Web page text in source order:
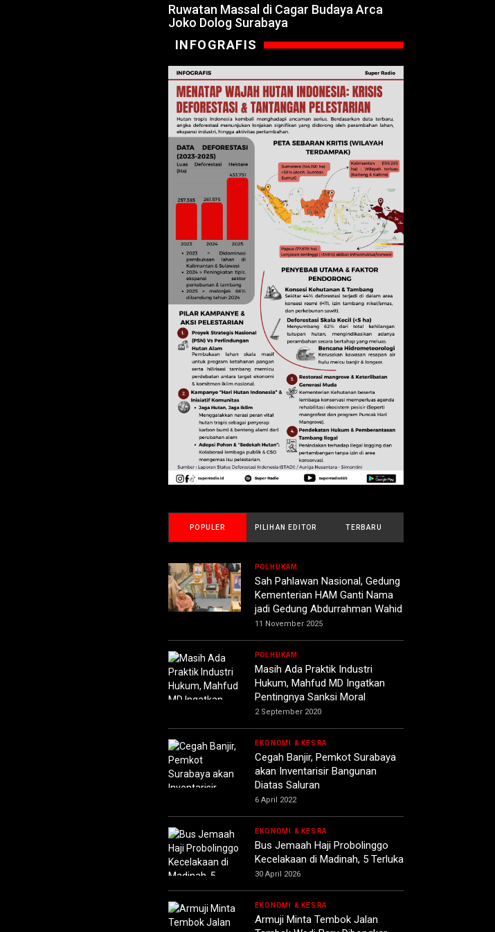
Ruwatan Massal di Cagar Budaya Arca
Joko Dolog Surabaya
INFOGRAFIS
POPULER PILIHAN EDITOR TERBARU
POLHUKAM
Sah Pahlawan Nasional, Gedung
Kementerian HAM Ganti Nama
jadi Gedung Abdurrahman Wahid
11 November 2025
POLHUKAM
Masih Ada Praktik Industri
Hukum, Mahfud MD Ingatkan
Pentingnya Sanksi Moral
2 September 2020
EKONOMI & KESRA
Cegah Banjir, Pemkot Surabaya
akan Inventarisir Bangunan
Diatas Saluran
6 April 2022
EKONOMI & KESRA
Bus Jemaah Haji Probolinggo
Kecelakaan di Madinah, 5 Terluka
30 April 2026
EKONOMI & KESRA
Armuji Minta Tembok Jalan